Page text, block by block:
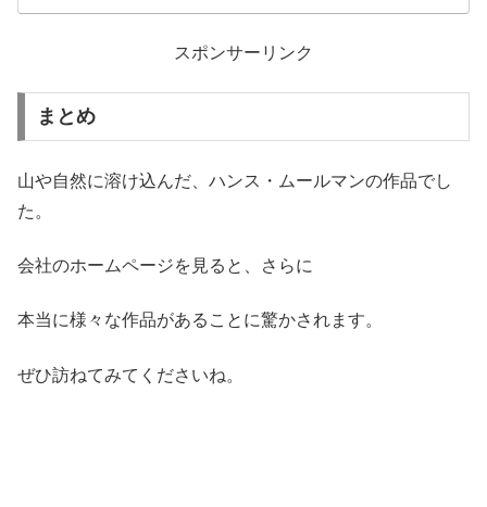
スポンサーリンク
まとめ
山や自然に溶け込んだ、ハンス・ムールマンの作品でし
た。
会社のホームページを見ると、さらに
本当に様々な作品があることに驚かされます。
ぜひ訪ねてみてくださいね。